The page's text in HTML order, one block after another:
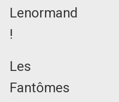
Lenormand
!
Les
Fantômes